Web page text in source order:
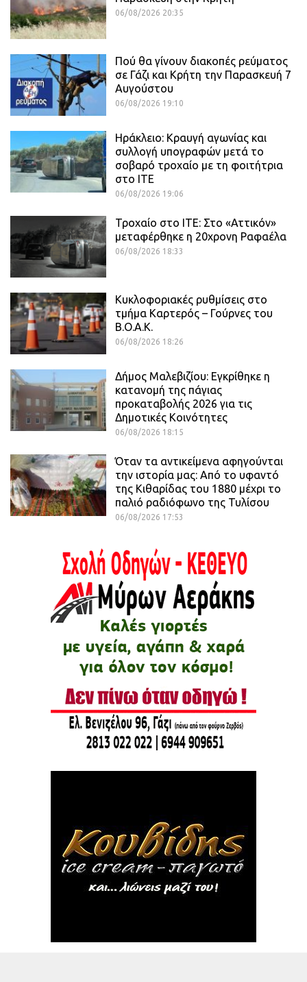
06/08/2026 20:35
Πού θα γίνουν διακοπές ρεύματος
σε Γάζι και Κρήτη την Παρασκευή 7
Αυγούστου
06/08/2026 19:10
Ηράκλειο: Κραυγή αγωνίας και
συλλογή υπογραφών μετά το
σοβαρό τροχαίο με τη φοιτήτρια
στο ΙΤΕ
06/08/2026 19:06
Τροχαίο στο ΙΤΕ: Στο «Αττικόν»
μεταφέρθηκε η 20χρονη Ραφαέλα
06/08/2026 18:33
Κυκλοφοριακές ρυθμίσεις στο
τμήμα Καρτερός – Γούρνες του
Β.Ο.Α.Κ.
06/08/2026 18:26
Δήμος Μαλεβιζίου: Εγκρίθηκε η
κατανομή της πάγιας
προκαταβολής 2026 για τις
Δημοτικές Κοινότητες
06/08/2026 18:15
Όταν τα αντικείμενα αφηγούνται
την ιστορία μας: Από το υφαντό
της Κιθαρίδας του 1880 μέχρι το
παλιό ραδιόφωνο της Τυλίσου
06/08/2026 17:53